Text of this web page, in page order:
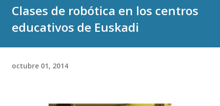
Clases de robótica en los centros
educativos de Euskadi
octubre 01, 2014